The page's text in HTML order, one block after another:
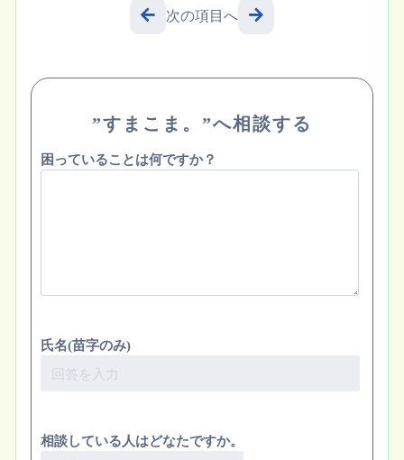
次の項目へ
”すまこま。”へ相談する
困っていることは何ですか？
氏名(苗字のみ)
相談している人はどなたですか。